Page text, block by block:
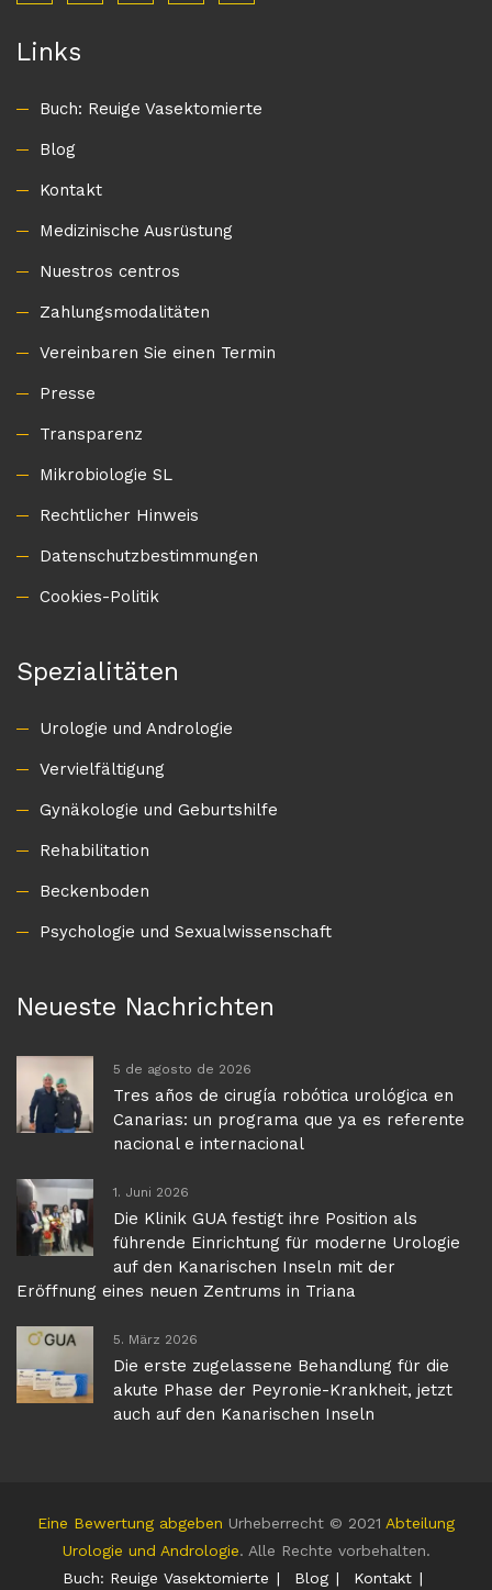
Links
Buch: Reuige Vasektomierte
Blog
Kontakt
Medizinische Ausrüstung
Nuestros centros
Zahlungsmodalitäten
Vereinbaren Sie einen Termin
Presse
Transparenz
Mikrobiologie SL
Rechtlicher Hinweis
Datenschutzbestimmungen
Cookies-Politik
Spezialitäten
Urologie und Andrologie
Vervielfältigung
Gynäkologie und Geburtshilfe
Rehabilitation
Beckenboden
Psychologie und Sexualwissenschaft
Neueste Nachrichten
5 de agosto de 2026
Tres años de cirugía robótica urológica en
Canarias: un programa que ya es referente
nacional e internacional
1. Juni 2026
Die Klinik GUA festigt ihre Position als
führende Einrichtung für moderne Urologie
auf den Kanarischen Inseln mit der
Eröffnung eines neuen Zentrums in Triana
5. März 2026
Die erste zugelassene Behandlung für die
akute Phase der Peyronie-Krankheit, jetzt
auch auf den Kanarischen Inseln
Eine Bewertung abgeben Urheberrecht © 2021 Abteilung
Urologie und Andrologie. Alle Rechte vorbehalten.
Buch: Reuige Vasektomierte
Blog Kontakt